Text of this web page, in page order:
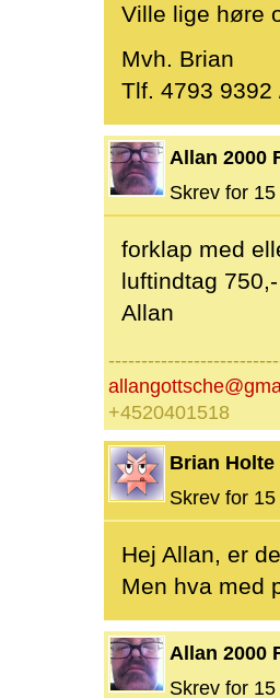
Ville lige høre
Mvh. Brian
Tlf. 4793 9392
Allan 2000
Skrev for
forklap med
luftindtag
Allan
+4520401518
Brian Holte
Skrev for
Hej Allan, er
Men hva med
Allan 2000
Skrev for